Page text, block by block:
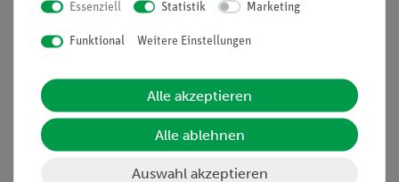
AGB
Download &
Support
Social Media
Essenziell Statistik Marketing
Funktional Weitere Einstellungen
Alle akzeptieren
Alle ablehnen
Auswahl akzeptieren